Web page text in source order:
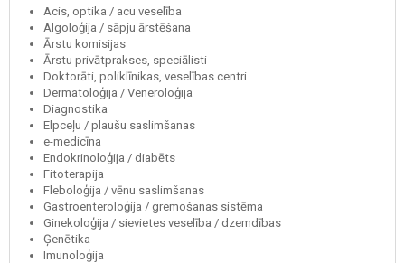
Acis, optika / acu veselība
Algoloģija / sāpju ārstēšana
Ārstu komisijas
Ārstu privātprakses, speciālisti
Doktorāti, poliklīnikas, veselības centri
Dermatoloģija / Veneroloģija
Diagnostika
Elpceļu / plaušu saslimšanas
e-medicīna
Endokrinoloģija / diabēts
Fitoterapija
Fleboloģija / vēnu saslimšanas
Gastroenteroloģija / gremošanas sistēma
Ginekoloģija / sievietes veselība / dzemdības
Ģenētika
Imunoloģija